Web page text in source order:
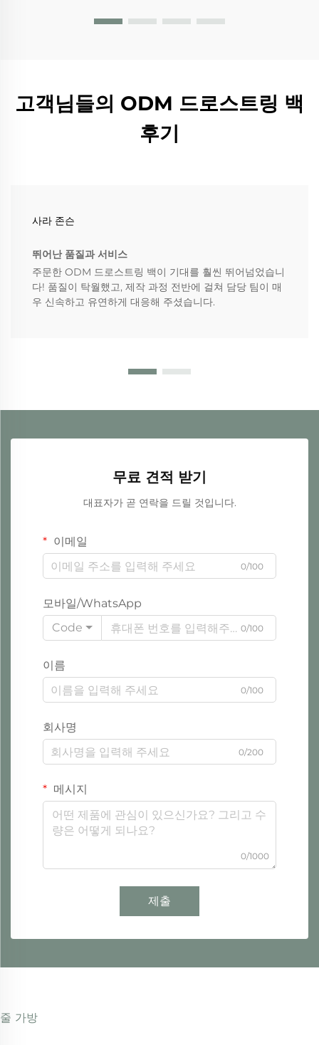
고객님들의 ODM 드로스트링 백
후기
사라 존슨
뛰어난 품질과 서비스
주문한 ODM 드로스트링 백이 기대를 훨씬 뛰어넘었습니
다! 품질이 탁월했고, 제작 과정 전반에 걸쳐 담당 팀이 매
우 신속하고 유연하게 대응해 주셨습니다.
무료 견적 받기
대표자가 곧 연락을 드릴 것입니다.
이메일
0/100
모바일/WhatsApp
Code
0/100
이름
0/100
회사명
0/200
메시지
0/1000
제출
줄 가방